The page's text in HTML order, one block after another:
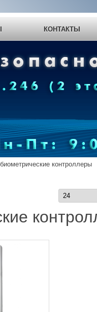
КОНТАКТЫ
контроллеры